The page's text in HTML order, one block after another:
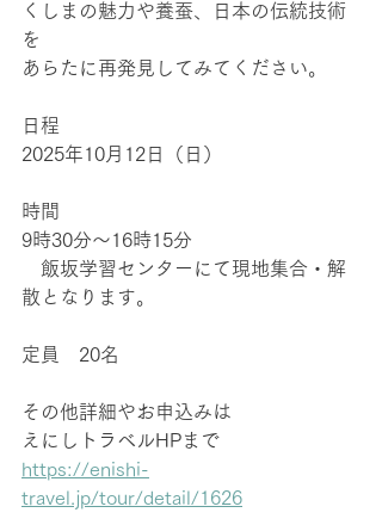
くしまの魅力や養蚕、日本の伝統技術
を
あらたに再発見してみてください。
日程
2025年10月12日（日）
時間
9時30分～16時15分
飯坂学習センターにて現地集合・解
散となります。
定員　20名
その他詳細やお申込みは
えにしトラベルHPまで
https://enishi-
travel.jp/tour/detail/1626